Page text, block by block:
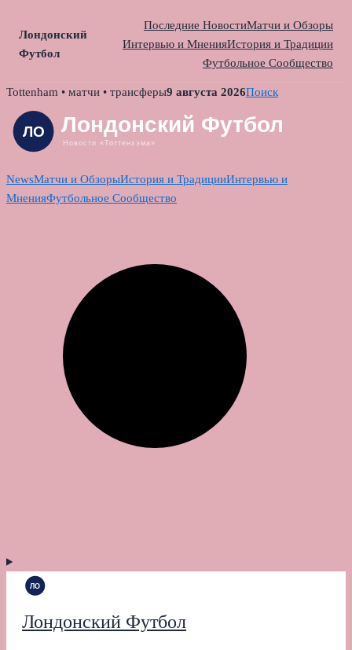
Лондонский
Футбол
Последние НовостиМатчи и Обзоры
Интервью и МненияИстория и Традиции
Футбольное Сообщество
Skip
content
Tottenham • матчи • трансферы9 августа 2026Поиск
NewsМатчи и ОбзорыИстория и ТрадицииИнтервью и
МненияФутбольное Сообщество
Лондонский Футбол